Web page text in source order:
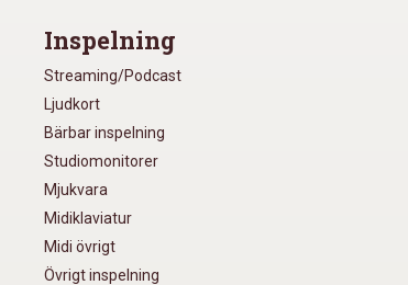
Inspelning
Streaming/Podcast
Ljudkort
Bärbar inspelning
Studiomonitorer
Mjukvara
Midiklaviatur
Midi övrigt
Övrigt inspelning